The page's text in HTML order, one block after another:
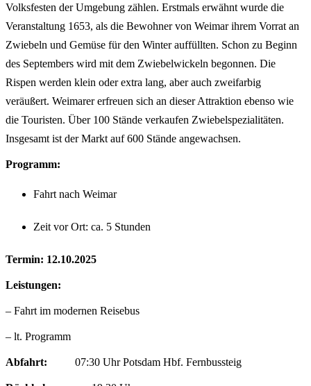
Volksfesten der Umgebung zählen. Erstmals erwähnt wurde die
Veranstaltung 1653, als die Bewohner von Weimar ihrem Vorrat an
Zwiebeln und Gemüse für den Winter auffüllten. Schon zu Beginn
des Septembers wird mit dem Zwiebelwickeln begonnen. Die
Rispen werden klein oder extra lang, aber auch zweifarbig
veräußert. Weimarer erfreuen sich an dieser Attraktion ebenso wie
die Touristen. Über 100 Stände verkaufen Zwiebelspezialitäten.
Insgesamt ist der Markt auf 600 Stände angewachsen.
Programm:
Fahrt nach Weimar
Zeit vor Ort: ca. 5 Stunden
Termin: 12.10.2025
Leistungen:
– Fahrt im modernen Reisebus
– lt. Programm
Abfahrt: 07:30 Uhr Potsdam Hbf. Fernbussteig